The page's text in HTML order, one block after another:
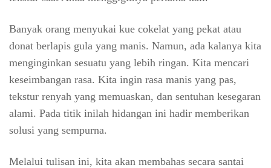
Banyak orang menyukai kue cokelat yang pekat atau
donat berlapis gula yang manis. Namun, ada kalanya kita
menginginkan sesuatu yang lebih ringan. Kita mencari
keseimbangan rasa. Kita ingin rasa manis yang pas,
tekstur renyah yang memuaskan, dan sentuhan kesegaran
alami. Pada titik inilah hidangan ini hadir memberikan
solusi yang sempurna.
Melalui tulisan ini, kita akan membahas secara santai